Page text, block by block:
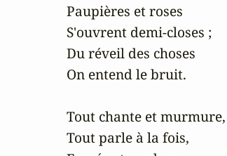
Paupières et roses
S'ouvrent demi-closes ;
Du réveil des choses
On entend le bruit.
Tout chante et murmure,
Tout parle à la fois,